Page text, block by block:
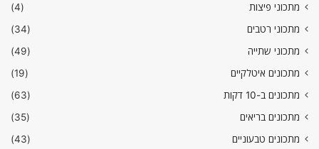
מתכוני פיצות
(4)
מתכוני רטבים
(34)
מתכוני שתייה
(49)
מתכונים איטלקיים
(19)
מתכונים ב-10 דקות
(63)
מתכונים בריאים
(35)
מתכונים טבעוניים
(43)